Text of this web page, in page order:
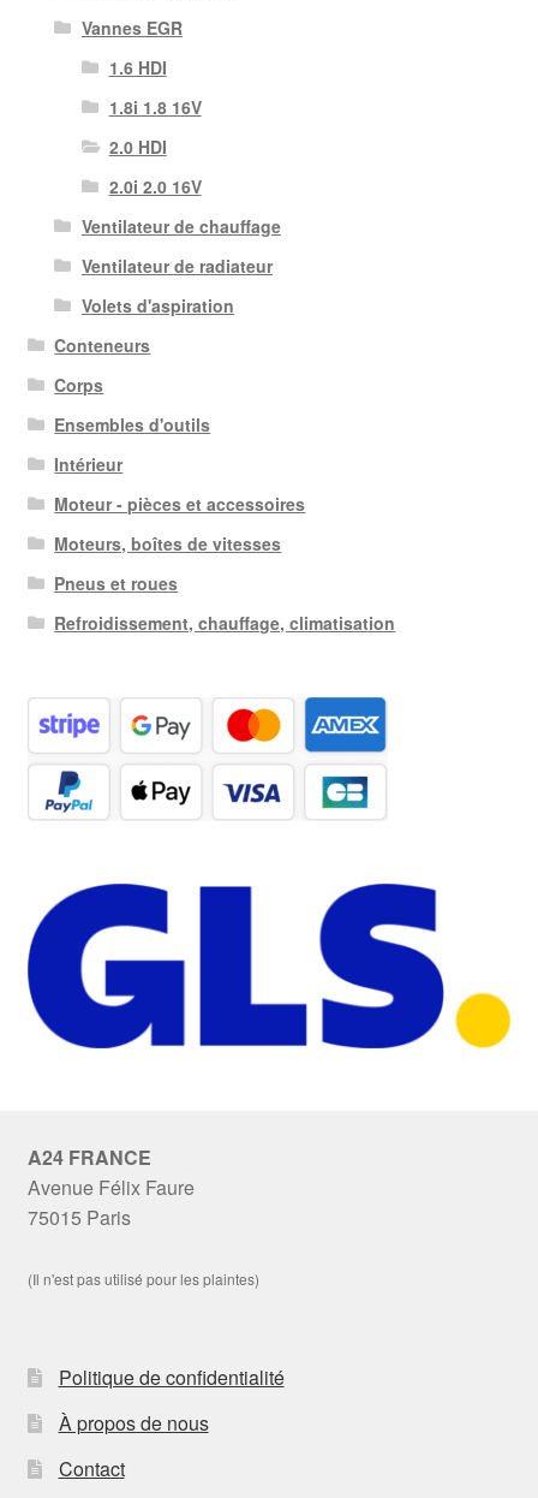
Vannes EGR
1.6 HDI
1.8i 1.8 16V
2.0 HDI
2.0i 2.0 16V
Ventilateur de chauffage
Ventilateur de radiateur
Volets d'aspiration
Conteneurs
Corps
Ensembles d'outils
Intérieur
Moteur - pièces et accessoires
Moteurs, boîtes de vitesses
Pneus et roues
Refroidissement, chauffage, climatisation
A24 FRANCE
Avenue Félix Faure
75015 Paris
(Il n'est pas utilisé pour les plaintes)
Politique de confidentialité
À propos de nous
Contact